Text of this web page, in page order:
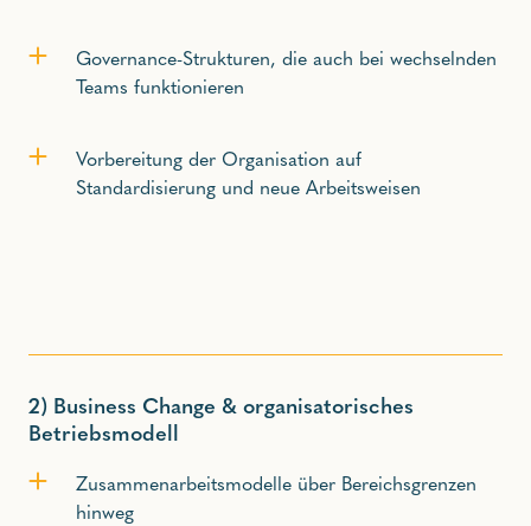
Governance-Strukturen, die auch bei wechselnden
Teams funktionieren
Vorbereitung der Organisation auf
Standardisierung und neue Arbeitsweisen
2) Business Change & organisatorisches
Betriebsmodell
Zusammenarbeitsmodelle über Bereichsgrenzen
hinweg